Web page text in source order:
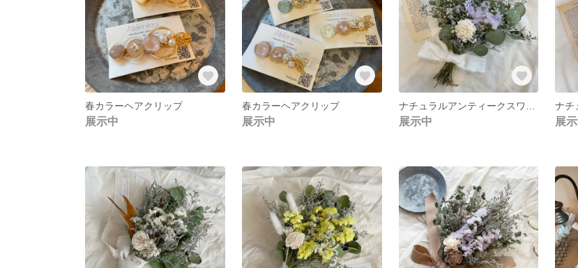
春カラーヘアクリップ
展示中
春カラーヘアクリップ
展示中 展示中 展